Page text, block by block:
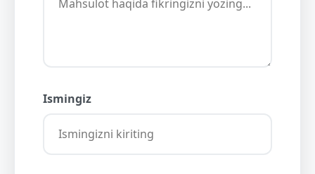
Ismingiz